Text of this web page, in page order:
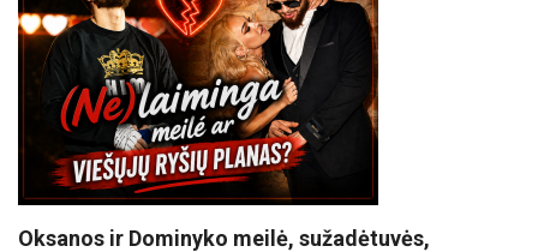
Oksanos ir Dominyko meilė, sužadėtuvės,